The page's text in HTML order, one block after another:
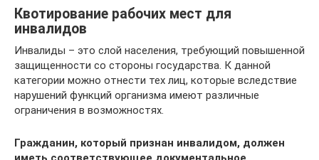
Квотирование рабочих мест для
инвалидов
Инвалиды – это слой населения, требующий повышенной
защищенности со стороны государства. К данной
категории можно отнести тех лиц, которые вследствие
нарушений функций организма имеют различные
ограничения в возможностях.
Гражданин, который признан инвалидом, должен